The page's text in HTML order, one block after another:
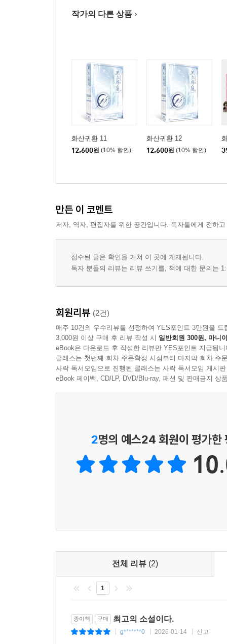
작가의 다른 상품
화산귀환 11
12,600원 (10% 할인)
화산귀환 12
12,600원 (10% 할인)
만든 이 코멘트
저자, 역자, 편집자를 위한 공간입니다. 독자들에게 전하
접수된 글은 확인을 거쳐 이 곳에 게재됩니다.
독자 분들의 리뷰는 리뷰 쓰기를, 책에 대한 문의는
회원리뷰 (2건)
매주 10건의 우수리뷰를 선정하여 YES포인트 3만원을 드
3,000원 이상 구매 후 리뷰 작성 시 일반회원 300원, 마니
eBook은 다운로드 후 작성한 리뷰만 YES포인트 지급됩니
클래스는 첫번째 회차 주문확정 시점부터 마지막 회차 주
사락 독서모임으로 진행된 클래스는 사락 독서모임 게시
eBook 페이백, CD/LP, DVD/Blu-ray, 패션 및 판매금지 상
2명의 예스24 회원이 평가한
전체 리뷰 (2)
1
종이책 구매 최고의 소설이다.
g*******0 2026-01-14 신고